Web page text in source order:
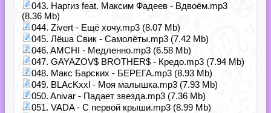
043. Наргиз feat. Максим Фадеев - Вдвоём.mp3
(8.36 Mb)
044. Zivert - Ещё хочу.mp3 (8.07 Mb)
045. Лёша Свик - Самолёты.mp3 (7.42 Mb)
046. AMCHI - Медленно.mp3 (6.58 Mb)
047. GAYAZOV$ BROTHER$ - Кредо.mp3 (7.94 Mb)
048. Макс Барских - БЕРЕГА.mp3 (8.93 Mb)
049. BLAcKxxl - Моя малышка.mp3 (7.93 Mb)
050. Anivar - Падает звезда.mp3 (7.36 Mb)
051. VADA - С первой крыши.mp3 (8.99 Mb)